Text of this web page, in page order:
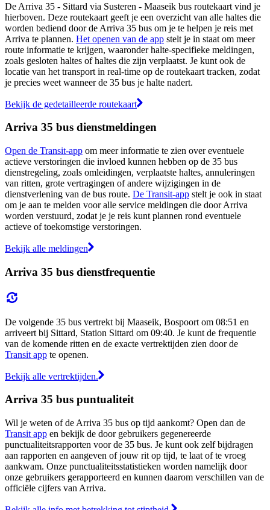
De Arriva 35 - Sittard via Susteren - Maaseik bus routekaart vind je
hierboven. Deze routekaart geeft je een overzicht van alle haltes die
worden bediend door de Arriva 35 bus om je te helpen je reis met
Arriva te plannen. Het openen van de app stelt je in staat om meer
route informatie te krijgen, waaronder halte-specifieke meldingen,
zoals gesloten haltes of haltes die zijn verplaatst. Je kunt ook de
locatie van het transport in real-time op de routekaart tracken, zodat
je precies weet wanneer de 35 bus je halte nadert.
Bekijk de gedetailleerde routekaart
Arriva 35 bus dienstmeldingen
Open de Transit-app om meer informatie te zien over eventuele
actieve verstoringen die invloed kunnen hebben op de 35 bus
dienstregeling, zoals omleidingen, verplaatste haltes, annuleringen
van ritten, grote vertragingen of andere wijzigingen in de
dienstverlening van de bus route. De Transit-app stelt je ook in staat
om je aan te melden voor alle service meldingen die door Arriva
worden verstuurd, zodat je je reis kunt plannen rond eventuele
actieve of toekomstige verstoringen.
Bekijk alle meldingen
Arriva 35 bus dienstfrequentie
De volgende 35 bus vertrekt bij Maaseik, Bospoort om 08:51 en
arriveert bij Sittard, Station Sittard om 09:40. Je kunt de frequentie
van de komende ritten en de exacte vertrektijden zien door de
Transit app te openen.
Bekijk alle vertrektijden.
Arriva 35 bus puntualiteit
Wil je weten of de Arriva 35 bus op tijd aankomt? Open dan de
Transit app en bekijk de door gebruikers gegenereerde
punctualiteitsrapporten voor de 35 bus. Je kunt ook zelf bijdragen
aan rapporten en aangeven of jouw rit op tijd, te laat of te vroeg
aankwam. Onze punctualiteitsstatistieken worden namelijk door
onze gebruikers gerapporteerd en kunnen daarom verschillen van de
officiële cijfers van Arriva.